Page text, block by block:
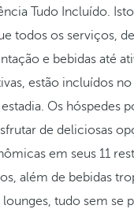
Tudo Incluído.
todos os serviços,
e bebidas até
estão incluídos
estadia. Os hóspedes
de deliciosas
em seus 11
além de bebidas
lounges, tudo sem se